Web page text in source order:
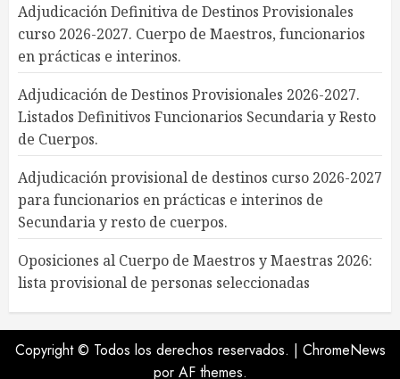
Adjudicación Definitiva de Destinos Provisionales
curso 2026-2027. Cuerpo de Maestros, funcionarios
en prácticas e interinos.
Adjudicación de Destinos Provisionales 2026-2027.
Listados Definitivos Funcionarios Secundaria y Resto
de Cuerpos.
Adjudicación provisional de destinos curso 2026-2027
para funcionarios en prácticas e interinos de
Secundaria y resto de cuerpos.
Oposiciones al Cuerpo de Maestros y Maestras 2026:
lista provisional de personas seleccionadas
Copyright © Todos los derechos reservados. | ChromeNews
por AF themes.